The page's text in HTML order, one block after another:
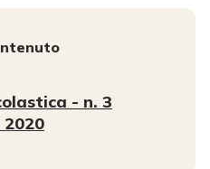
- n. 3
2020